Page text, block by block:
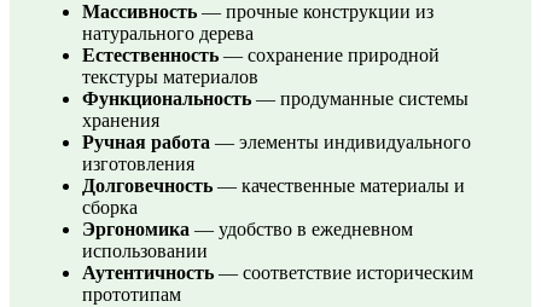
Массивность — прочные конструкции из
натурального дерева
Естественность — сохранение природной
текстуры материалов
Функциональность — продуманные системы
хранения
Ручная работа — элементы индивидуального
изготовления
Долговечность — качественные материалы и
сборка
Эргономика — удобство в ежедневном
использовании
Аутентичность — соответствие историческим
прототипам